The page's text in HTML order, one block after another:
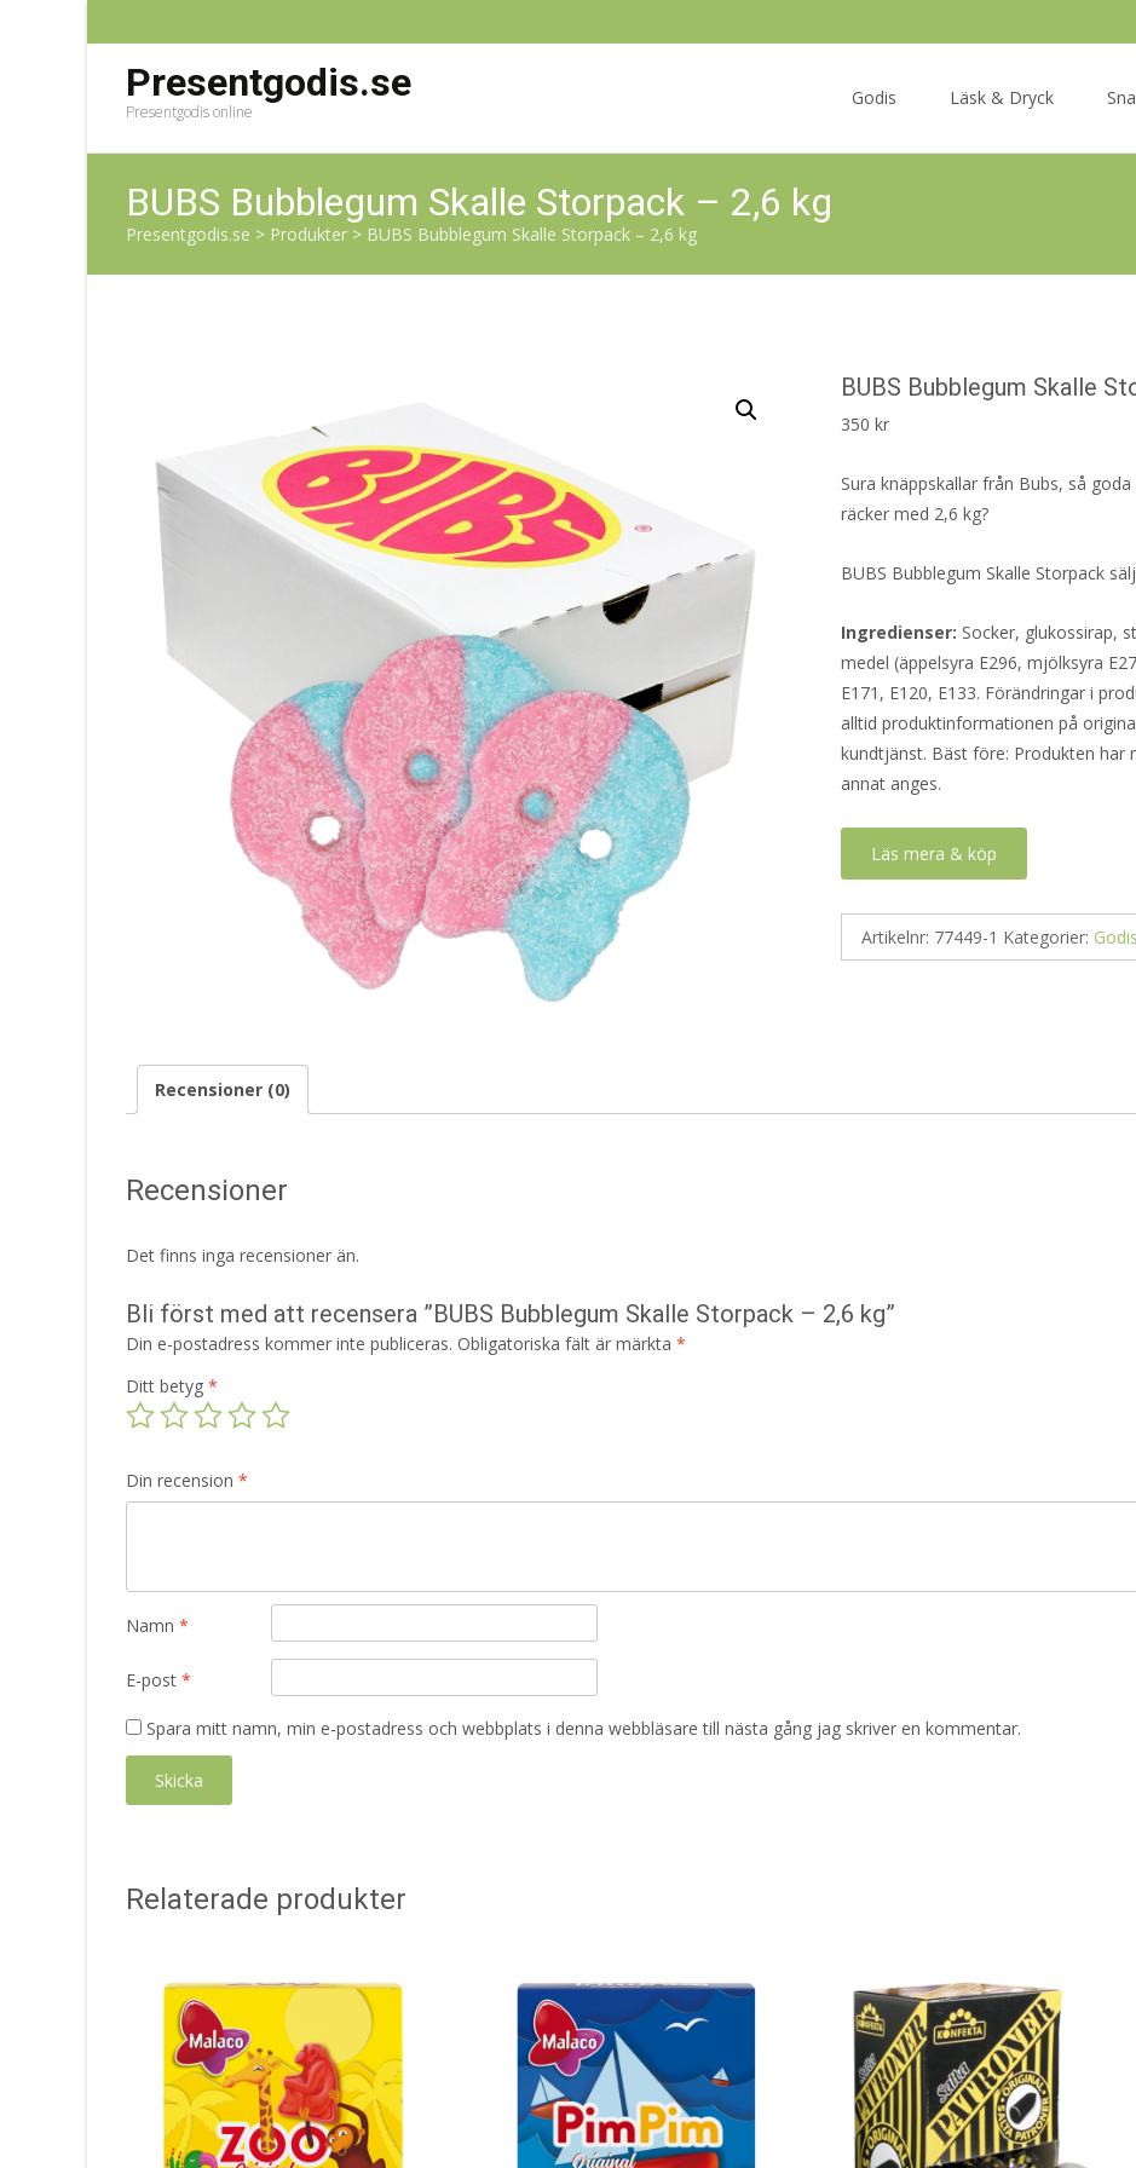
Presentgodis.se
Presentgodis online
Godis Läsk & Dryck
BUBS Bubblegum Skalle Storpack – 2,6 kg
Presentgodis.se > Produkter > BUBS Bubblegum Skalle Storpack – 2,6 kg
BUBS Bubblegum Skalle
350 kr
Sura knäppskallar från Bubs, så
räcker med 2,6 kg?
BUBS Bubblegum Skalle Storpack
Ingredienser: Socker, glukossirap,
medel (äppelsyra E296, mjölksyra
E171, E120, E133. Förändringar i
alltid produktinformationen på
kundtjänst. Bäst före: Produkten har
annat anges.
Läs mera & köp
Artikelnr: 77449-1 Kategorier: Godis
Recensioner (0)
Recensioner
Det finns inga recensioner än.
Bli först med att recensera ”BUBS Bubblegum Skalle Storpack – 2,6 kg”
Din e-postadress kommer inte publiceras. Obligatoriska fält är märkta *
Ditt betyg *
Din recension *
Namn *
E-post *
Spara mitt namn, min e-postadress och webbplats i denna webbläsare till nästa gång jag skriver en kommentar.
Relaterade produkter